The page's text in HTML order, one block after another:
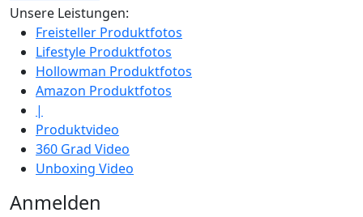
Unsere Leistungen:
Freisteller Produktfotos
Lifestyle Produktfotos
Hollowman Produktfotos
Amazon Produktfotos
|
Produktvideo
360 Grad Video
Unboxing Video
Anmelden